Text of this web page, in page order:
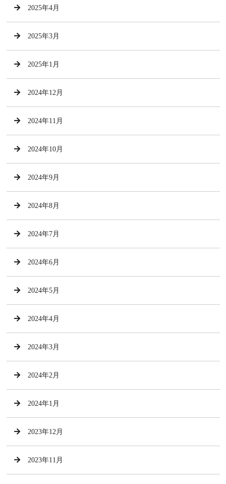
2025年4月
2025年3月
2025年1月
2024年12月
2024年11月
2024年10月
2024年9月
2024年8月
2024年7月
2024年6月
2024年5月
2024年4月
2024年3月
2024年2月
2024年1月
2023年12月
2023年11月